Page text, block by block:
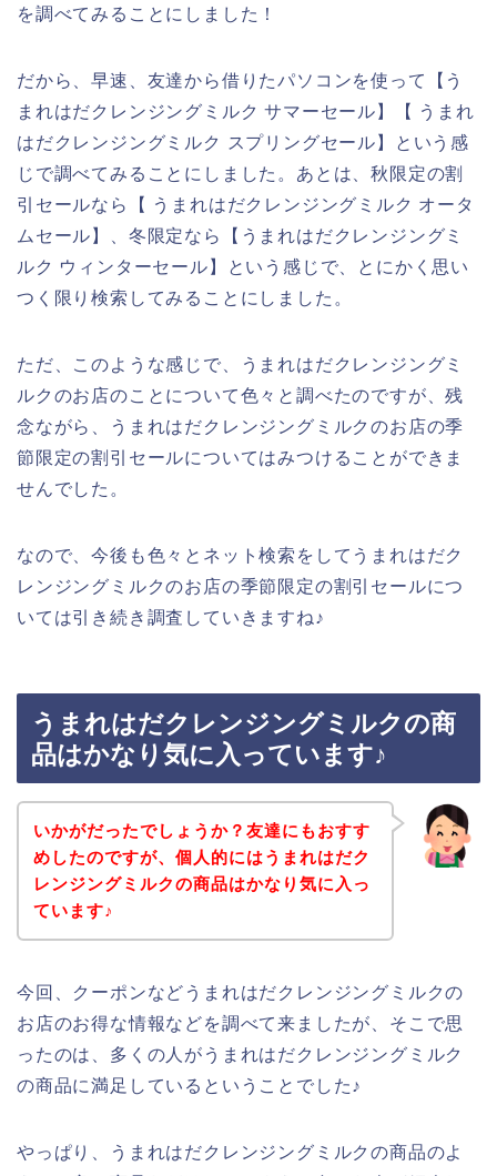
を調べてみることにしました！
だから、早速、友達から借りたパソコンを使って【う
まれはだクレンジングミルク サマーセール】【 うまれ
はだクレンジングミルク スプリングセール】という感
じで調べてみることにしました。あとは、秋限定の割
引セールなら【 うまれはだクレンジングミルク オータ
ムセール】、冬限定なら【うまれはだクレンジングミ
ルク ウィンターセール】という感じで、とにかく思い
つく限り検索してみることにしました。
ただ、このような感じで、うまれはだクレンジングミ
ルクのお店のことについて色々と調べたのですが、残
念ながら、うまれはだクレンジングミルクのお店の季
節限定の割引セールについてはみつけることができま
せんでした。
なので、今後も色々とネット検索をしてうまれはだク
レンジングミルクのお店の季節限定の割引セールにつ
いては引き続き調査していきますね♪
うまれはだクレンジングミルクの商
品はかなり気に入っています♪
いかがだったでしょうか？友達にもおすす
めしたのですが、個人的にはうまれはだク
レンジングミルクの商品はかなり気に入っ
ています♪
今回、クーポンなどうまれはだクレンジングミルクの
お店のお得な情報などを調べて来ましたが、そこで思
ったのは、多くの人がうまれはだクレンジングミルク
の商品に満足しているということでした♪
やっぱり、うまれはだクレンジングミルクの商品のよ